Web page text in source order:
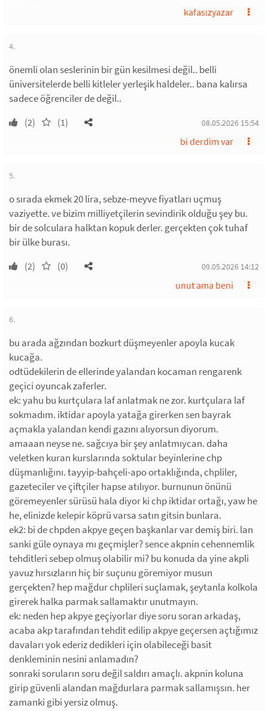
kafasızyazar
4.
önemli olan seslerinin bir gün kesilmesi değil.. belli
üniversitelerde belli kitleler yerleşik haldeler.. bana kalırsa
sadece öğrenciler de değil..
(2) (1) 08.05.2026 15:54
bi derdim var
5.
o sırada ekmek 20 lira, sebze-meyve fiyatları uçmuş
vaziyette. ve bizim milliyetçilerin sevindirik olduğu şey bu.
bir de solculara halktan kopuk derler. gerçekten çok tuhaf
bir ülke burası.
(2) (0) 09.05.2026 14:12
unut ama beni
6.
bu arada ağzından bozkurt düşmeyenler apoyla kucak
kucağa.
odtüdekilerin de ellerinde yalandan kocaman rengarenk
geçici oyuncak zaferler.
ek: yahu bu kurtçulara laf anlatmak ne zor. kurtçulara laf
sokmadım. iktidar apoyla yatağa girerken sen bayrak
açmakla yalandan kendi gazını alıyorsun diyorum.
amaaan neyse ne. sağcıya bir şey anlatmıycan. daha
veletken kuran kurslarında soktular beyinlerine chp
düşmanlığını. tayyip-bahçeli-apo ortaklığında, chpliler,
gazeteciler ve çiftçiler hapse atılıyor. burnunun önünü
göremeyenler sürüsü hala diyor ki chp iktidar ortağı, yaw he
he, elinizde kelepir köprü varsa satın gitsin bunlara.
ek2: bi de chpden akpye geçen başkanlar var demiş biri. lan
sanki güle oynaya mı geçmişler? sence akpnin cehennemlik
tehditleri sebep olmuş olabilir mi? bu konuda da yine akpli
yavuz hırsızların hiç bir suçunu göremiyor musun
gerçekten? hep mağdur chplileri suçlamak, şeytanla kolkola
girerek halka parmak sallamaktır unutmayın.
ek: neden hep akpye geçiyorlar diye soru soran arkadaş,
acaba akp tarafından tehdit edilip akpye geçersen açtığımız
davaları yok ederiz dedikleri için olabileceği basit
denkleminin nesini anlamadın?
sonraki soruların soru değil saldırı amaçlı. akpnin koluna
girip güvenli alandan mağdurlara parmak sallamışsın. her
zamanki gibi yersiz olmuş.